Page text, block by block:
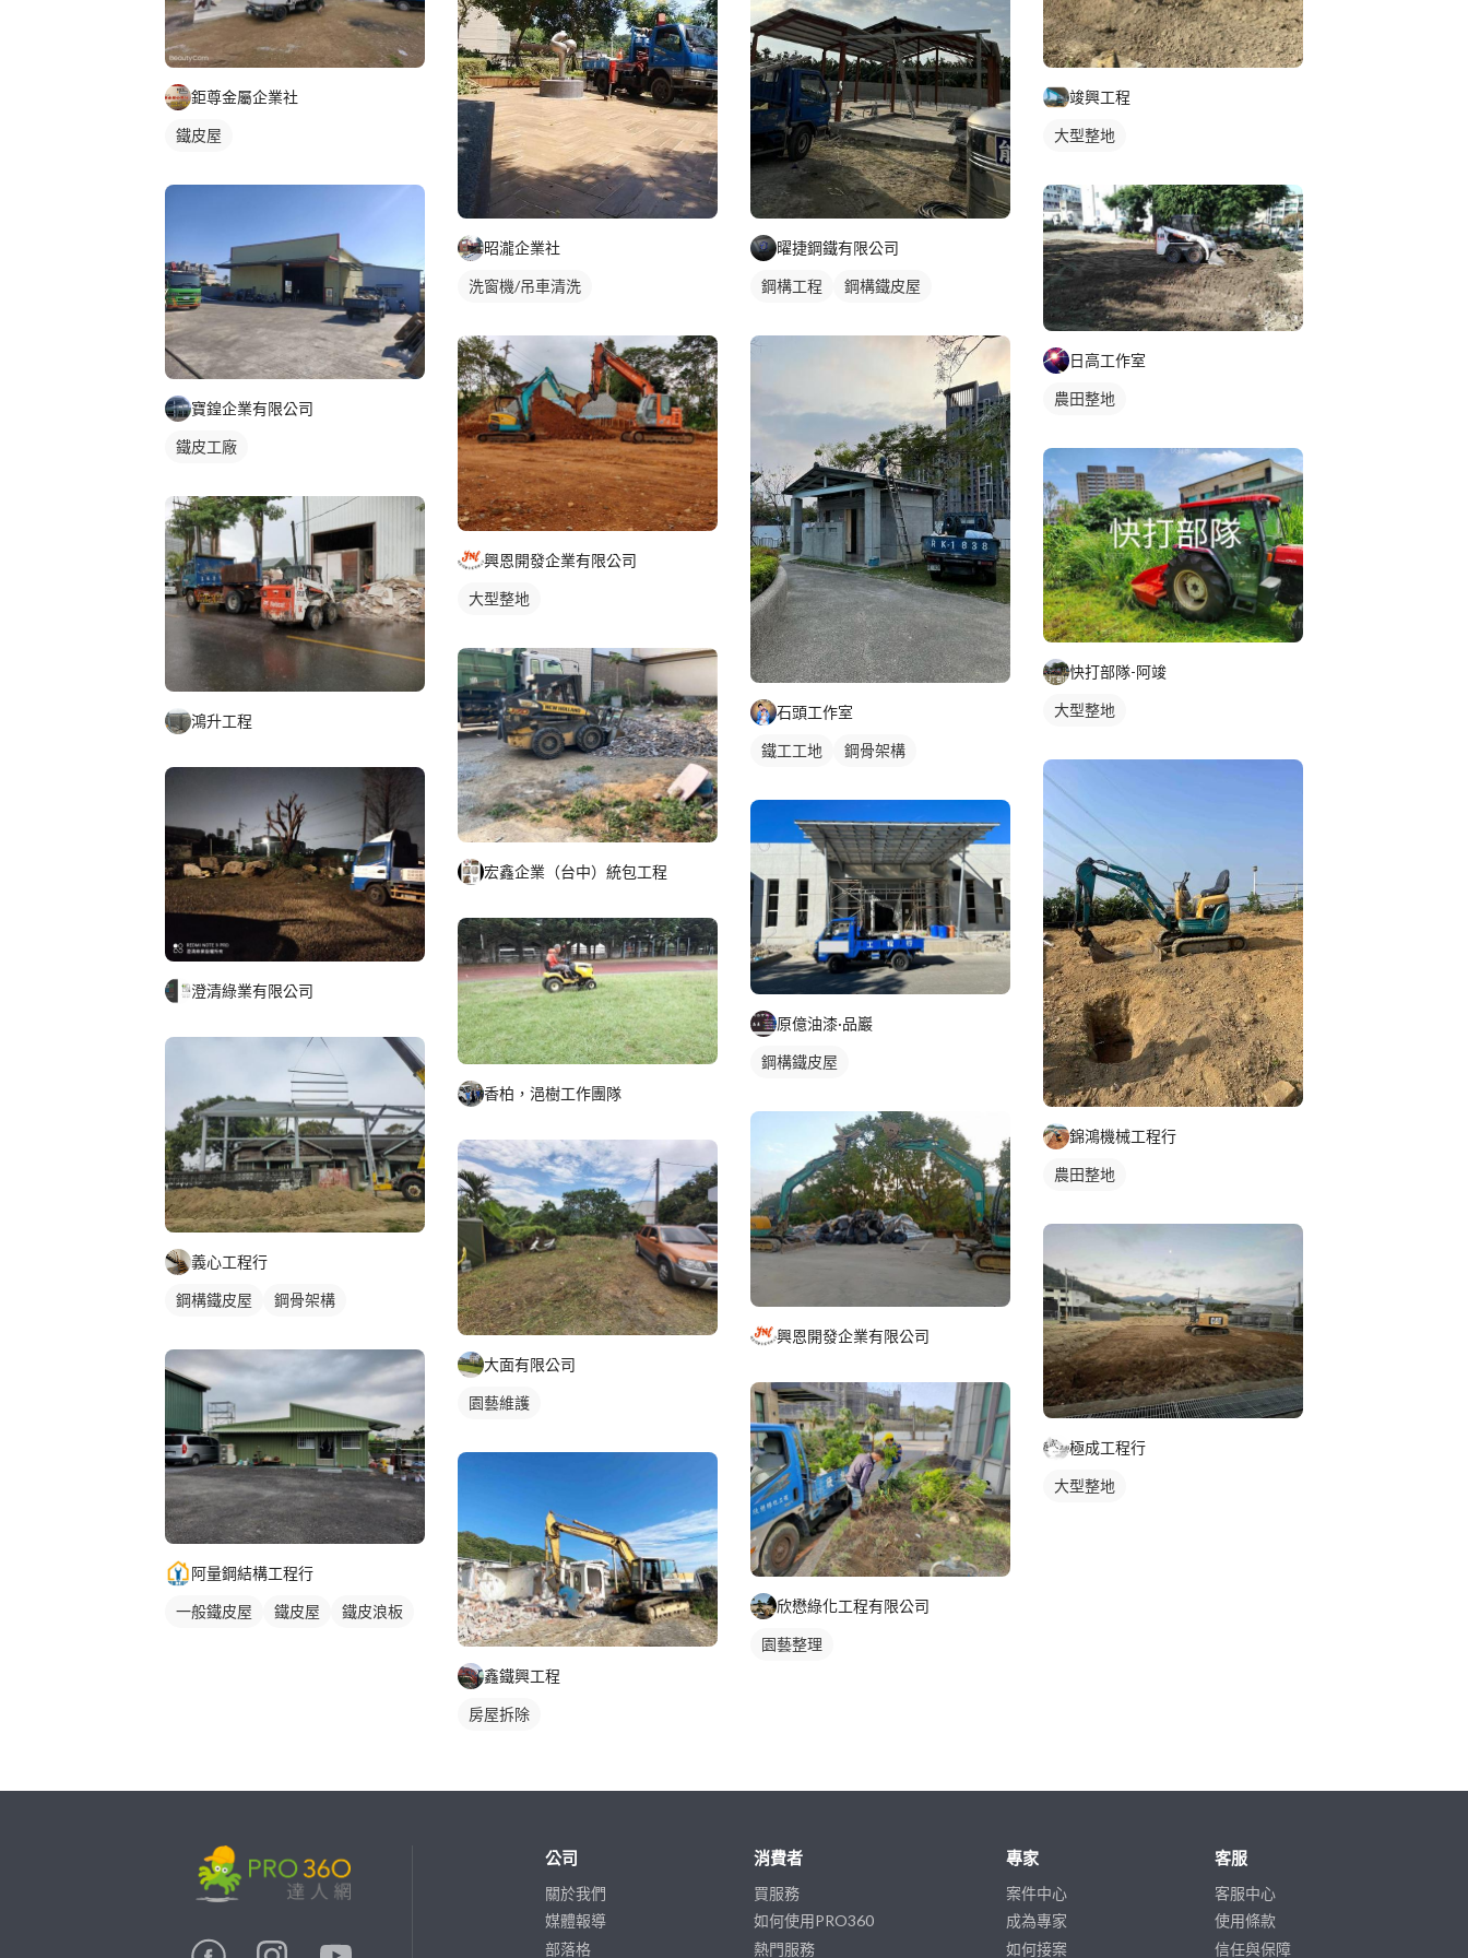
鉅尊金屬企業社
鐵皮屋
寶鍠企業有限公司
鐵皮工廠
鴻升工程
澄清綠業有限公司
義心工程行
鋼構鐵皮屋 鋼骨架構
阿量鋼結構工程行
一般鐵皮屋 鐵皮屋 鐵皮浪板
昭瀧企業社
洗窗機/吊車清洗
興恩開發企業有限公司
大型整地
宏鑫企業（台中）統包工程
香柏，浥樹工作團隊
大面有限公司
園藝維護
鑫鐵興工程
房屋拆除
曜捷鋼鐵有限公司
鋼構工程 鋼構鐵皮屋
石頭工作室
鐵工工地 鋼骨架構
原億油漆·品巖
鋼構鐵皮屋
興恩開發企業有限公司
欣懋綠化工程有限公司
園藝整理
竣興工程
大型整地
日高工作室
農田整地
快打部隊-阿竣
大型整地
錦鴻機械工程行
農田整地
極成工程行
大型整地
公司
關於我們
媒體報導
部落格
消費者
買服務
如何使用PRO360
熱門服務
專家
案件中心
成為專家
如何接案
客服
客服中心
使用條款
信任與保障